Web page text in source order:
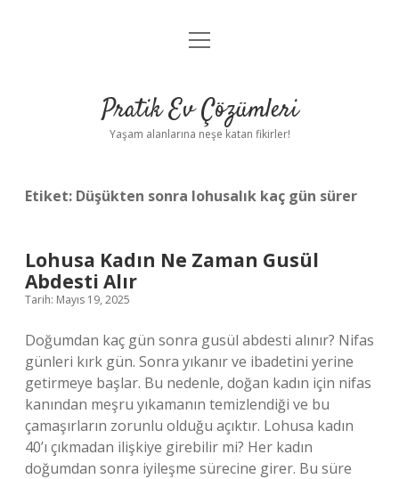
Anasayfa
Yasal Uyarı
menüyü
Pratik Ev Çözümleri
Yaşam alanlarına neşe katan fikirler!
Etiket: Düşükten sonra lohusalık kaç gün sürer
Lohusa Kadın Ne Zaman Gusül
Abdesti Alır
Tarih: Mayıs 19, 2025
Doğumdan kaç gün sonra gusül abdesti alınır? Nifas
günleri kırk gün. Sonra yıkanır ve ibadetini yerine
getirmeye başlar. Bu nedenle, doğan kadın için nifas
kanından meşru yıkamanın temizlendiği ve bu
çamaşırların zorunlu olduğu açıktır. Lohusa kadın
40’ı çıkmadan ilişkiye girebilir mi? Her kadın
doğumdan sonra iyileşme sürecine girer. Bu süre